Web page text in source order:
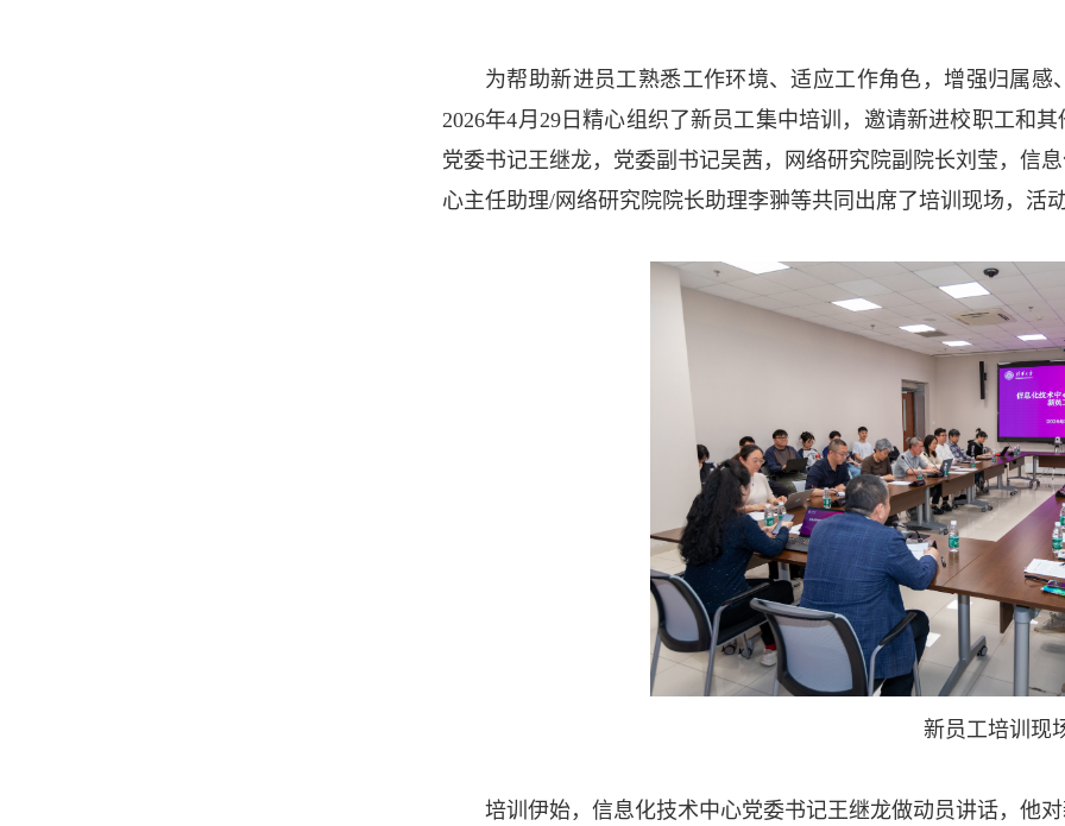
为帮助新进员工熟悉工作环境、适应工作角色，增强归属
2026年4月29日精心组织了新员工集中培训，邀请新进校职工和
党委书记王继龙，党委副书记吴茜，网络研究院副院长刘莹，信
心主任助理/网络研究院院长助理李翀等共同出席了培训现场，活
新员工培训现
培训伊始，信息化技术中心党委书记王继龙做动员讲话，他